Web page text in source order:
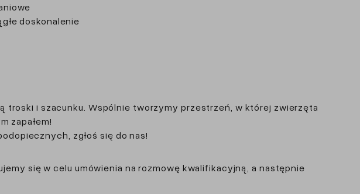
doskonalenie
troski i szacunku. Wspólnie tworzymy przestrzeń, w której zwierzęta
zapałem!
zgłoś się do nas!
się w celu umówienia na rozmowę kwalifikacyjną, a następnie